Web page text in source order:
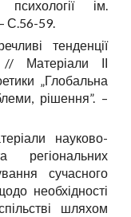
психології ім.
С.56-59.
тенденції
// Матеріали ІІ
„Глобальна
рішення”. –
науково-
регіональних
сучасного
необхідності
шляхом